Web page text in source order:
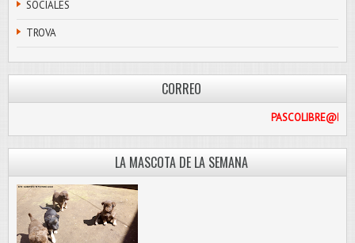
SOCIALES
TROVA
CORREO
LA MASCOTA DE LA SEMANA